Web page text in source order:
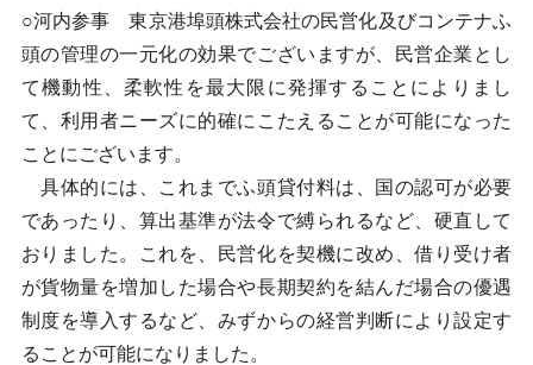
○河内参事 東京港埠頭株式会社の民営化及びコンテナふ
頭の管理の一元化の効果でございますが、民営企業とし
て機動性、柔軟性を最大限に発揮することによりまし
て、利用者ニーズに的確にこたえることが可能になった
ことにございます。
具体的には、これまでふ頭貸付料は、国の認可が必要
であったり、算出基準が法令で縛られるなど、硬直して
おりました。これを、民営化を契機に改め、借り受け者
が貨物量を増加した場合や長期契約を結んだ場合の優遇
制度を導入するなど、みずからの経営判断により設定す
ることが可能になりました。